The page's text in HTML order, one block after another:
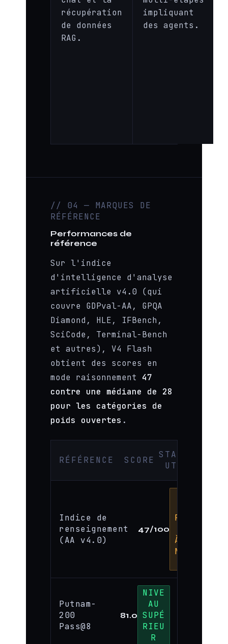
récupération
de données
RAG.
impliquant
des agents.
// 04 — MARQUES DE
RÉFÉRENCE
Performances de
référence
Sur l'indice
d'intelligence d'analyse
artificielle v4.0 (qui
couvre GDPval-AA, GPQA
Diamond, HLE, IFBench,
SciCode, Terminal-Bench
et autres), V4 Flash
obtient des scores en
mode raisonnement 47
contre une médiane de 28
pour les catégories de
poids ouvertes .
RÉFÉRENCE SCORE
STAT
UT
Indice de
renseignement
(AA v4.0)
47/100
RAPP
À LA
MÉDI
Putnam-
200
Pass@8
81.0
NIVE
AU
SUPÉ
RIEU
R